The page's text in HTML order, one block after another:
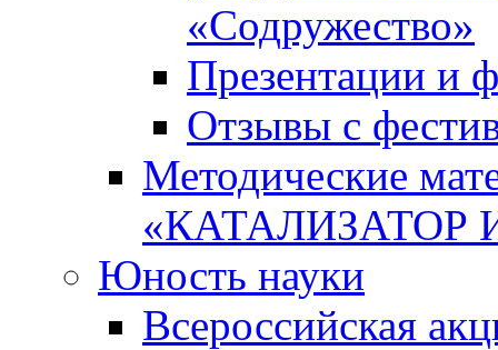
«Содружество»
Презентации и
Отзывы с
Методические
«КАТАЛИЗАТОР
Юность науки
Всероссийская